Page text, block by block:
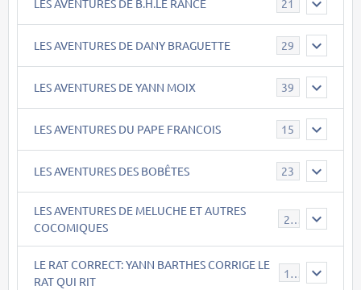
LES AVENTURES DE B.H.LE RANCE 21
LES AVENTURES DE DANY BRAGUETTE 29
LES AVENTURES DE YANN MOIX 39
LES AVENTURES DU PAPE FRANCOIS 15
LES AVENTURES DES BOBÊTES 23
LES AVENTURES DE MELUCHE ET AUTRES
COCOMIQUES
22
LE RAT CORRECT: YANN BARTHES CORRIGE LE
RAT QUI RIT
15